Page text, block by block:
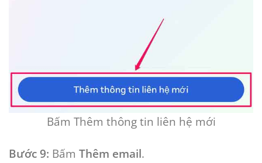
Bấm Thêm thông tin liên hệ mới
Bước 9: Bấm Thêm email.